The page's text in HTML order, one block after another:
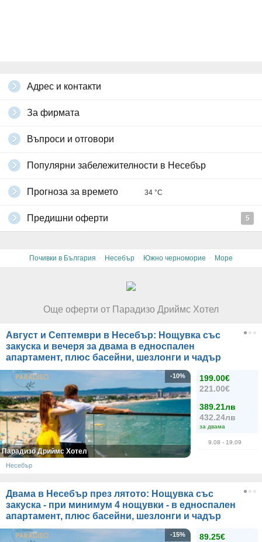
Адрес и контакти
За фирмата
Въпроси и отговори
Популярни забележителности в Несебър
Прогноза за времето 34 °C
Предишни оферти 5
Почивки в България · Несебър · Южно черноморие · Море
Още оферти от Парадизо Дриймс Хотел
Август и Септември в Несебър: Нощувка със
закуска и вечеря за двама в едноспален
апартамент, плюс басейни, шезлонги и чадър
199.00€
221.00€
389.21лв
432.24лв
за двама
9.08 - 19.09
-10%
Парадизо Дриймс Хотел
Несебър
Двама в Несебър през лятото: Нощувка със
закуска - при минимум 4 нощувки - в едноспален
апартамент, плюс басейни, шезлонги и чадър
89.25€
-15%